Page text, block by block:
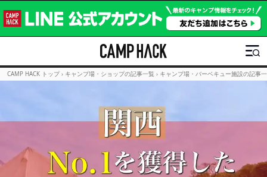
CAMP HACK トップ › キャンプ場・ショップの記事一覧 › キャンプ場・バーベキュー施設の記事